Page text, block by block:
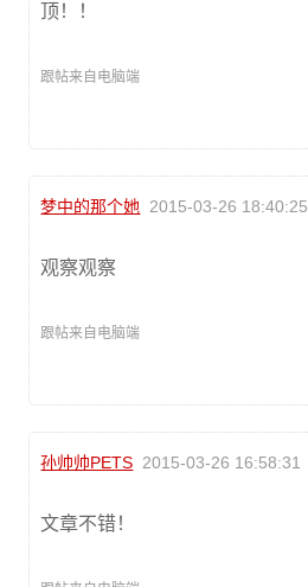
顶！！
跟帖来自电脑端
梦中的那个她 2015-03-26 18:40:25
观察观察
跟帖来自电脑端
孙帅帅PETS 2015-03-26 16:58:31
文章不错！